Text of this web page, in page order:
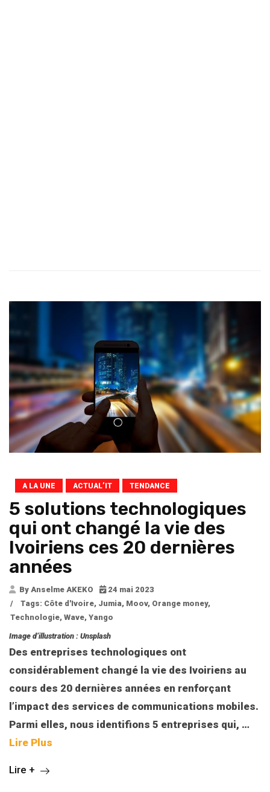
A LA UNE ACTUAL’IT TENDANCE
5 solutions technologiques
qui ont changé la vie des
Ivoiriens ces 20 dernières
années
By Anselme AKEKO
24 mai 2023
/
Tags: Côte d'Ivoire, Jumia, Moov, Orange money,
Technologie, Wave, Yango
Image d’illustration : Unsplash
Des entreprises technologiques ont
considérablement changé la vie des Ivoiriens au
cours des 20 dernières années en renforçant
l’impact des services de communications mobiles.
Parmi elles, nous identifions 5 entreprises qui, …
Lire Plus
Lire +